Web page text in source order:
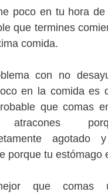
poco en tu hora
que termines
comida.
con no
en la comida es
que comas
agotado
porque tu estómago
que comas